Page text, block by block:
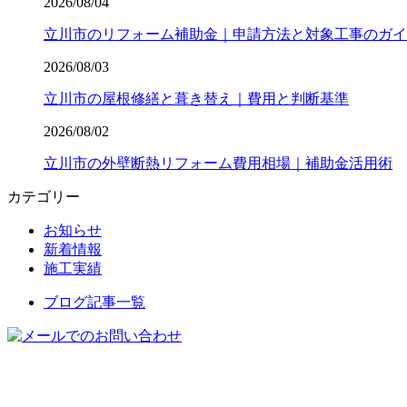
立川市のリフォーム補助金｜申請方法と対象工事のガ
2026/08/03
立川市の屋根修繕と葺き替え｜費用と判断基準
2026/08/02
立川市の外壁断熱リフォーム費用相場｜補助金活用術
カテゴリー
お知らせ
新着情報
施工実績
ブログ記事一覧